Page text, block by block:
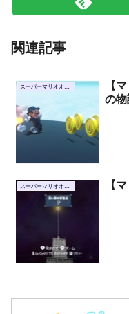
関連記事
スーパーマリオオデッセイ
【
の
【